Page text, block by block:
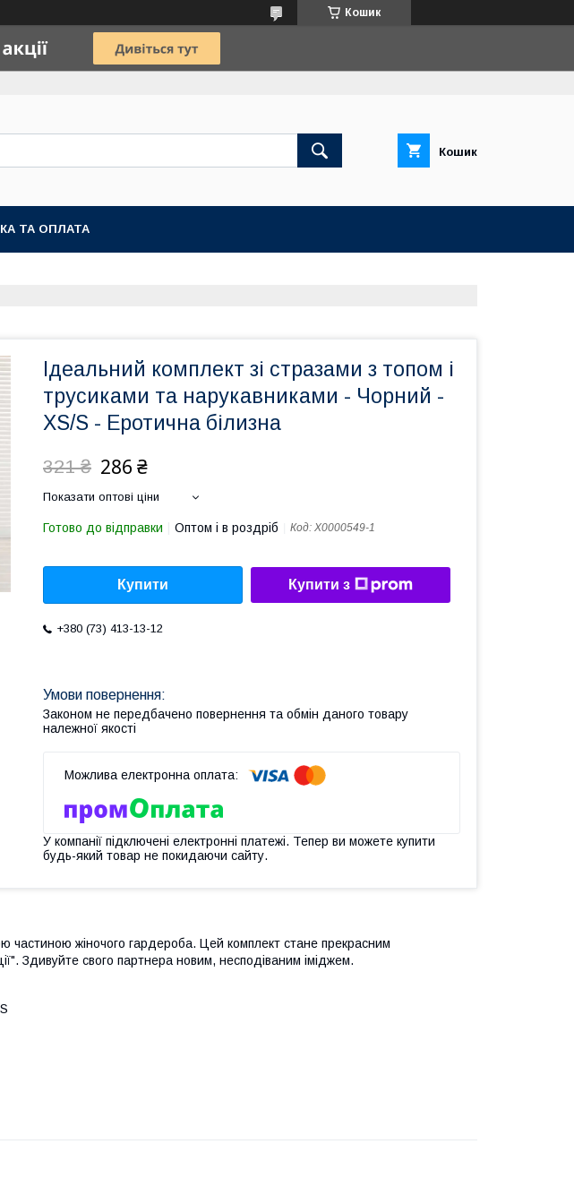
Кошик
Кошик
ТА ОПЛАТА
Ідеальний комплект зі стразами з топом і
трусиками та нарукавниками - Чорний -
XS/S - Еротична білизна
321 ₴ 286 ₴
Показати оптові ціни
Готово до відправки Оптом і в роздріб Код: X0000549-1
Купити Купити з
+380 (73) 413-13-12
Законом не передбачено повернення та обмін даного товару
належної якості
У компанії підключені електронні платежі. Тепер ви можете купити
будь-який товар не покидаючи сайту.
частиною жіночого гардероба. Цей комплект стане прекрасним
Здивуйте свого партнера новим, несподіваним іміджем.